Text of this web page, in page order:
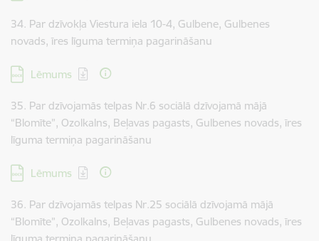
34. Par dzīvokļa Viestura iela 10-4, Gulbene, Gulbenes
novads, īres līguma termiņa pagarināšanu
Lejupielādēt:
Lēmums
35. Par dzīvojamās telpas Nr.6 sociālā dzīvojamā mājā
“Blomīte”, Ozolkalns, Beļavas pagasts, Gulbenes novads, īres
līguma termiņa pagarināšanu
Lejupielādēt:
Lēmums
36. Par dzīvojamās telpas Nr.25 sociālā dzīvojamā mājā
“Blomīte”, Ozolkalns, Beļavas pagasts, Gulbenes novads, īres